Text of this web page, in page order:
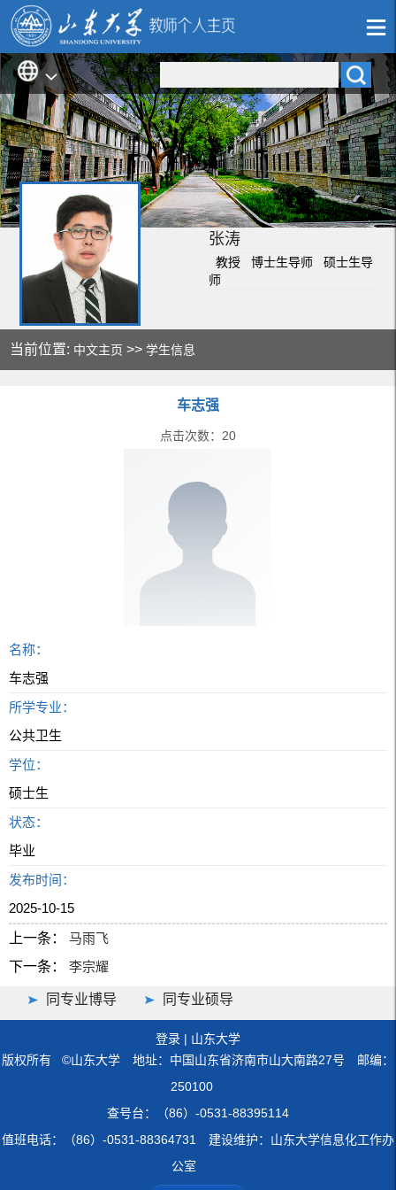
张涛
教授 博士生导师 硕士生导
师
当前位置: 中文主页 >>学生信息
车志强
点击次数： 20
名称：
车志强
所学专业：
公共卫生
学位：
硕士生
状态：
毕业
发布时间：
2025-10-15
上一条：
马雨飞
下一条：
李宗耀
同专业博导 同专业硕导
登录 | 山东大学
版权所有 ©山东大学 地址：中国山东省济南市山大南路27号 邮编：
250100
查号台：（86）-0531-88395114
值班电话：（86）-0531-88364731 建设维护：山东大学信息化工作办
公室